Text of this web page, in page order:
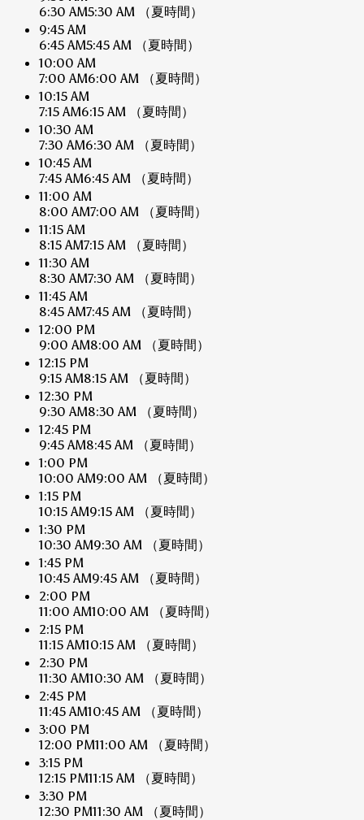
6:30 AM5:30 AM
（夏時間）
9:45 AM
6:45 AM5:45 AM
（夏時間）
10:00 AM
7:00 AM6:00 AM
（夏時間）
10:15 AM
7:15 AM6:15 AM
（夏時間）
10:30 AM
7:30 AM6:30 AM
（夏時間）
10:45 AM
7:45 AM6:45 AM
（夏時間）
11:00 AM
8:00 AM7:00 AM
（夏時間）
11:15 AM
8:15 AM7:15 AM
（夏時間）
11:30 AM
8:30 AM7:30 AM
（夏時間）
11:45 AM
8:45 AM7:45 AM
（夏時間）
12:00 PM
9:00 AM8:00 AM
（夏時間）
12:15 PM
9:15 AM8:15 AM
（夏時間）
12:30 PM
9:30 AM8:30 AM
（夏時間）
12:45 PM
9:45 AM8:45 AM
（夏時間）
1:00 PM
10:00 AM9:00 AM
（夏時間）
1:15 PM
10:15 AM9:15 AM
（夏時間）
1:30 PM
10:30 AM9:30 AM
（夏時間）
1:45 PM
10:45 AM9:45 AM
（夏時間）
2:00 PM
11:00 AM10:00 AM
（夏時間）
2:15 PM
11:15 AM10:15 AM
（夏時間）
2:30 PM
11:30 AM10:30 AM
（夏時間）
2:45 PM
11:45 AM10:45 AM
（夏時間）
3:00 PM
12:00 PM11:00 AM
（夏時間）
3:15 PM
12:15 PM11:15 AM
（夏時間）
3:30 PM
12:30 PM11:30 AM
（夏時間）